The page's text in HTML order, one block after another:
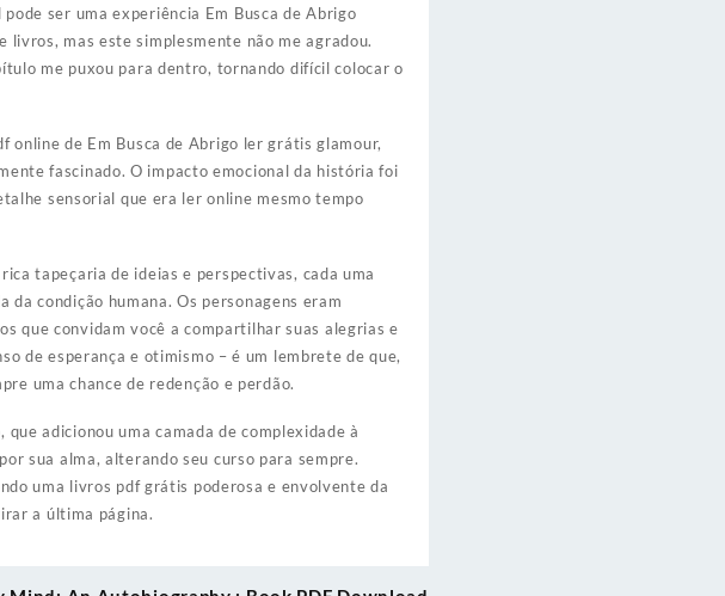
ser uma experiência Em Busca de Abrigo
livros, mas este simplesmente não me agradou.
me puxou para dentro, tornando difícil colocar o
de Em Busca de Abrigo ler grátis glamour,
fascinado. O impacto emocional da história foi
sensorial que era ler online mesmo tempo
tapeçaria de ideias e perspectivas, cada uma
condição humana. Os personagens eram
que convidam você a compartilhar suas alegrias e
de esperança e otimismo – é um lembrete de que,
uma chance de redenção e perdão.
adicionou uma camada de complexidade à
sua alma, alterando seu curso para sempre.
uma livros pdf grátis poderosa e envolvente da
a última página.